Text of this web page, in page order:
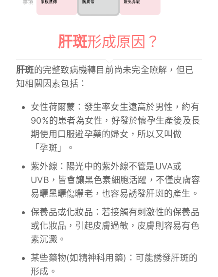
肝斑形成原因？
肝斑的完整致病機轉目前尚未完全瞭解，但已
知相關因素包括：
女性荷爾蒙：發生率女生遠高於男性，約有
90%的患者為女性，好發於懷孕生產後及長
期使用口服避孕藥的婦女，所以又叫做
「孕斑」。
紫外線：陽光中的紫外線不管是UVA或
UVB，皆會讓黑色素細胞活躍，不僅皮膚容
易曬黑曬傷曬老，也容易誘發肝斑的產生。
保養品或化妝品：若接觸有刺激性的保養品
或化妝品，引起皮膚過敏，皮膚則容易有色
素沉澱。
某些藥物(如精神科用藥)：可能誘發肝斑的
形成。